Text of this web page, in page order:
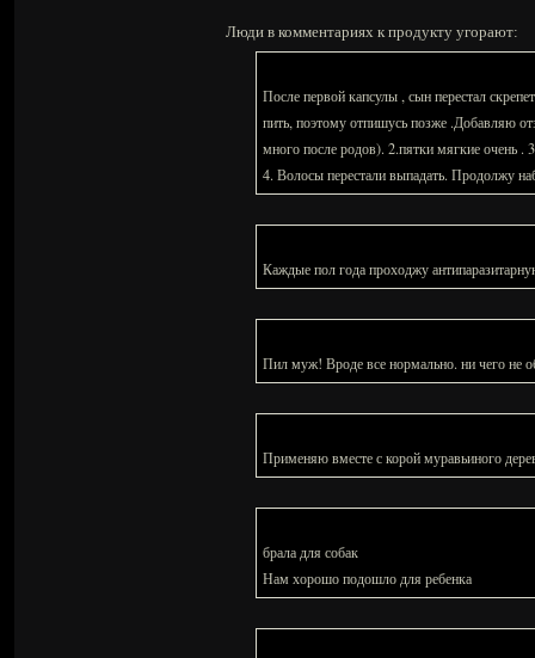
Люди в комментариях к продукту угорают:
После первой капсулы , сын перестал
пить, поэтому отпишусь позже .Добавляю
много после родов). 2.пятки мягкие очень
4. Волосы перестали выпадать. Продолжу
Каждые пол года проходжу
Пил муж! Вроде все нормально. ни чего не
Применяю вместе с корой муравьиного
брала для собак
Нам хорошо подошло для ребенка